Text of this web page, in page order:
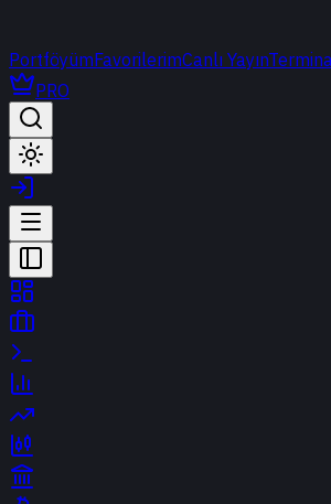
PortföyümFavorilerimCanlı Yayın
PRO